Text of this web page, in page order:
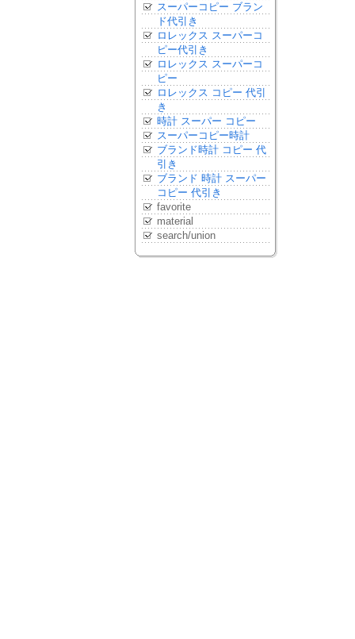
スーパーコピー ブラン
ド代引き
ロレックス スーパーコ
ピー代引き
ロレックス スーパーコ
ピー
ロレックス コピー 代引
き
時計 スーパー コピー
スーパーコピー時計
ブランド時計 コピー 代
引き
ブランド 時計 スーパー
コピー 代引き
favorite
material
search/union